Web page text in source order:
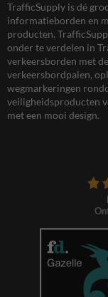
TrafficSupply is dé
informatieborden en
producten.
onder te verdelen in
verkeersborden met
verkeersbordpalen,
wegmarkeringen
veiligheidsproducten
met een mooi design.